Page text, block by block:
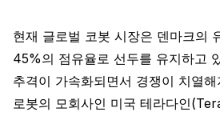
현재 글로벌 코봇 시장은 덴마크의
45%의 점유율로 선두를 유지하고
추격이 가속화되면서 경쟁이 치열
로봇의 모회사인 미국 테라다인